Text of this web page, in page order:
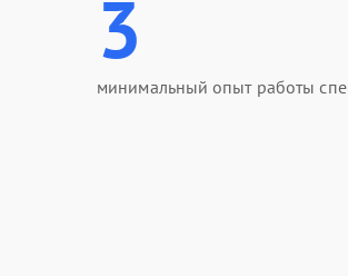
3
минимальный опыт работы